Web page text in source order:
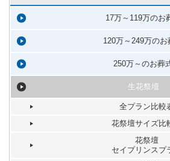
17万～119万のお
120万～249万のお
250万～のお葬
生花祭壇
全プラン比較
花祭壇サイズ比
花祭壇
セイプリンスプ